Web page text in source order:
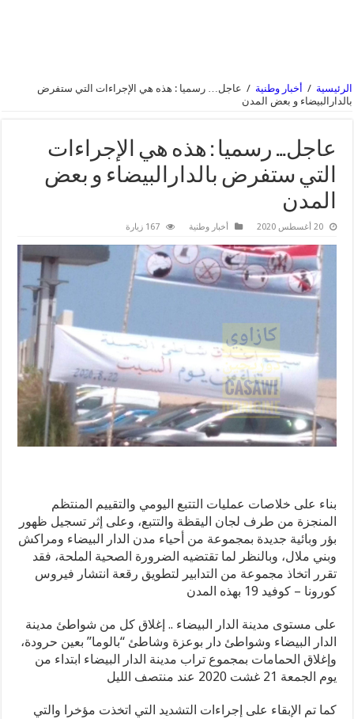
الرئيسية / أخبار وطنية / عاجل… رسميا : هذه هي الإجراءات التي ستفرض
بالدارالبيضاء و بعض المدن
عاجل… رسميا : هذه هي الإجراءات
التي ستفرض بالدارالبيضاء و بعض
المدن
20 أغسطس 2020 أخبار وطنية 167 زيارة
بناء على خلاصات عمليات التتبع اليومي والتقييم المنتظم
المنجزة من طرف لجان اليقظة والتتبع، وعلى إثر تسجيل ظهور
بؤر وبائية جديدة بمجموعة من أحياء مدن الدار البيضاء ومراكش
وبني ملال، وبالنظر لما تقتضيه الضرورة الصحية الملحة، فقد
تقرر اتخاذ مجموعة من التدابير لتطويق رقعة انتشار فيروس
كورونا – كوفيد 19 بهذه المدن
على مستوى مدينة الدار البيضاء .. إغلاق كل من شواطئ مدينة
الدار البيضاء وشواطئ دار بوعزة وشاطئ “بالوما” بعين حرودة،
وإغلاق الحمامات بمجموع تراب مدينة الدار البيضاء ابتداء من
يوم الجمعة 21 غشت 2020 عند منتصف الليل
كما تم الإبقاء على إجراءات التشديد التي اتخذت مؤخرا والتي